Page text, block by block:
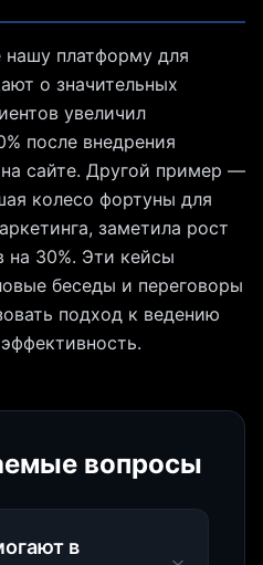
платформу для
о значительных
увеличил
после внедрения
сайте. Другой пример —
колесо фортуны для
заметила рост
на 30%. Эти кейсы
беседы и переговоры
подход к ведению
вопросы
в